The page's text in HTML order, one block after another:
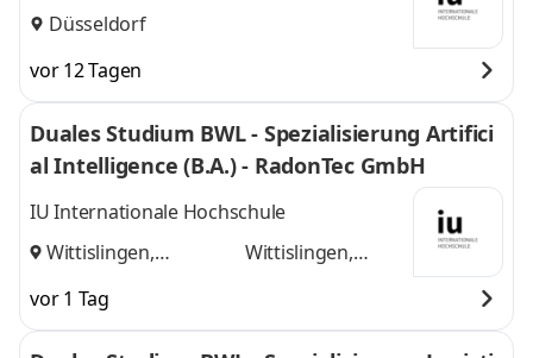
Düsseldorf
vor 12 Tagen
Duales Studium BWL - Spezialisierung Artifici
al Intelligence (B.A.) - RadonTec GmbH
IU Internationale Hochschule
Wittislingen,
Wittislingen,
vor 1 Tag